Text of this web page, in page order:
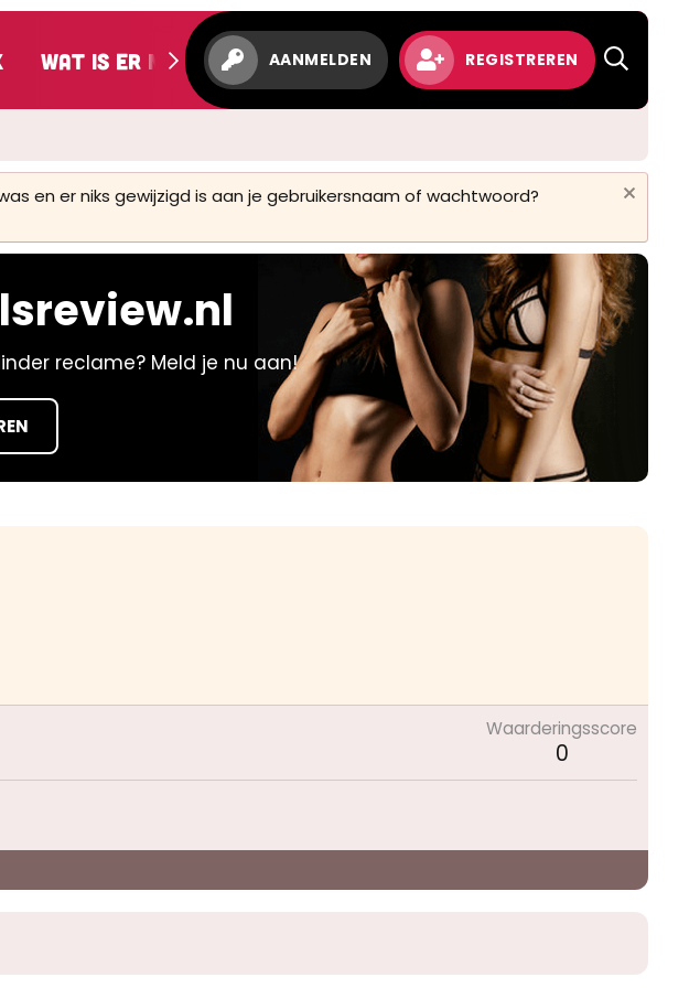
Wat is er nieuw AANMELDEN REGISTREREN
en er niks gewijzigd is aan je gebruikersnaam of wachtwoord?
reclame? Meld je nu aan!
Waarderingsscore
0